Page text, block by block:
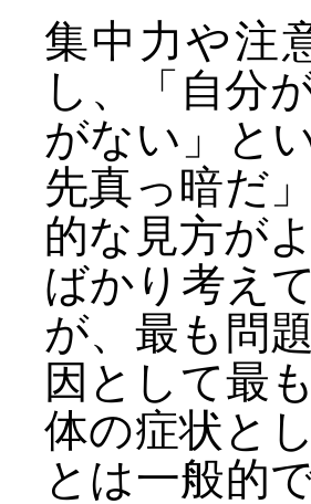
集中力や注
し、「自分
がない」と
先真っ暗だ
的な見方が
ばかり考え
が、最も問
因として最
体の症状と
とは一般的